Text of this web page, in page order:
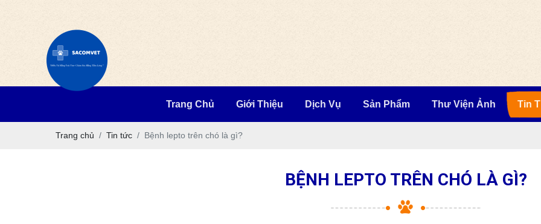
Trang Chủ Giới Thiệu Dịch Vụ Sản Phẩm Thư Viện Ảnh Tin
Trang chủ Tin tức Bệnh lepto trên chó là gì?
BỆNH LEPTO TRÊN CHÓ LÀ GÌ?